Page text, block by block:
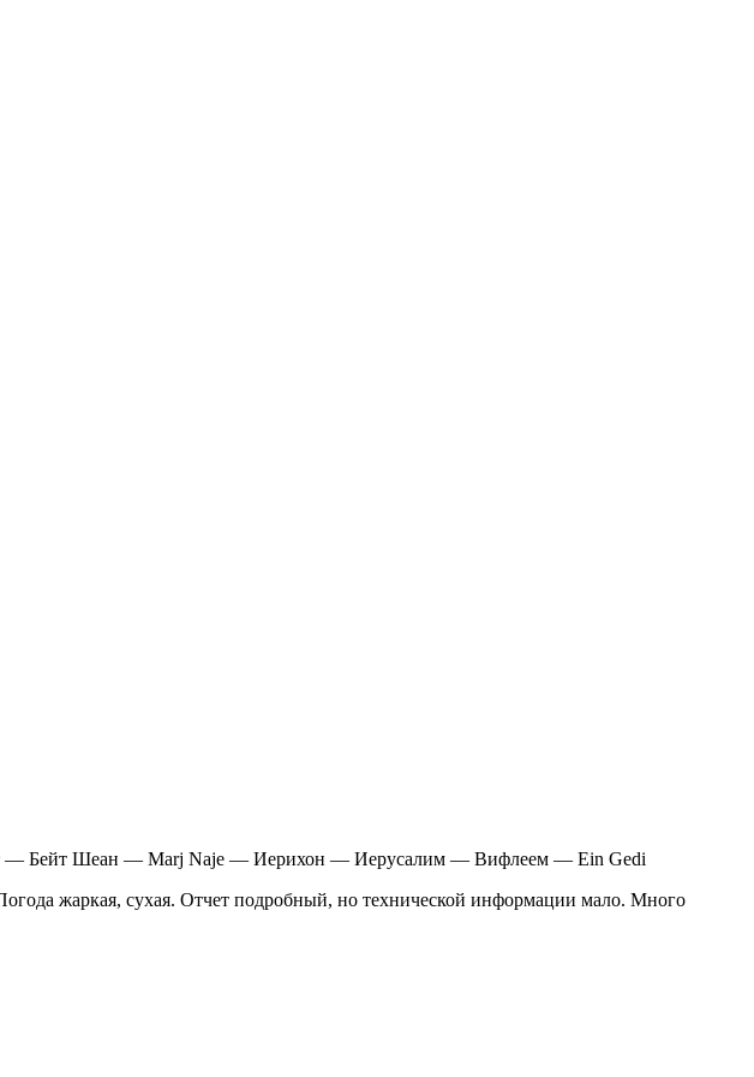
Бейт Шеан — Marj Naje — Иерихон — Иерусалим — Вифлеем — Ein Gedi
жаркая, сухая. Отчет подробный, но технической информации мало. Много